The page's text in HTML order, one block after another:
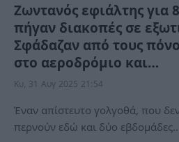
Ζωντανός εφιάλτης για
πήγαν διακοπές σε
Σφάδαζαν από τους
στο αεροδρόμιο και…
Κυ, 31 Αυγ 2025 21:54
Έναν απίστευτο γολγοθά, που δεν
περνούν εδώ και δύο